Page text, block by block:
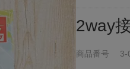
2way
商品番号 3-